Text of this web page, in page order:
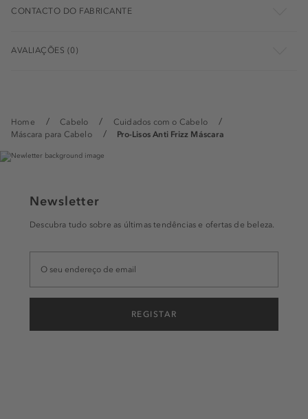
Home Cabelo
Cuidados com o Cabelo
Máscara para Cabelo
Pro-Lisos Anti Frizz Máscara
CONTACTO DO FABRICANTE
AVALIAÇÕES (0)
Newsletter
Descubra tudo sobre as últimas tendências e ofertas de beleza.
REGISTAR